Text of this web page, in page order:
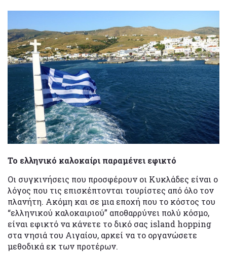
Το ελληνικό καλοκαίρι παραμένει εφικτό
Οι συγκινήσεις που προσφέρουν οι Κυκλάδες είναι ο
λόγος που τις επισκέπτονται τουρίστες από όλο τον
πλανήτη. Ακόμη και σε μια εποχή που το κόστος του
“ελληνικού καλοκαιριού” αποθαρρύνει πολύ κόσμο,
είναι εφικτό να κάνετε το δικό σας island hopping
στα νησιά του Αιγαίου, αρκεί να το οργανώσετε
μεθοδικά εκ των προτέρων.